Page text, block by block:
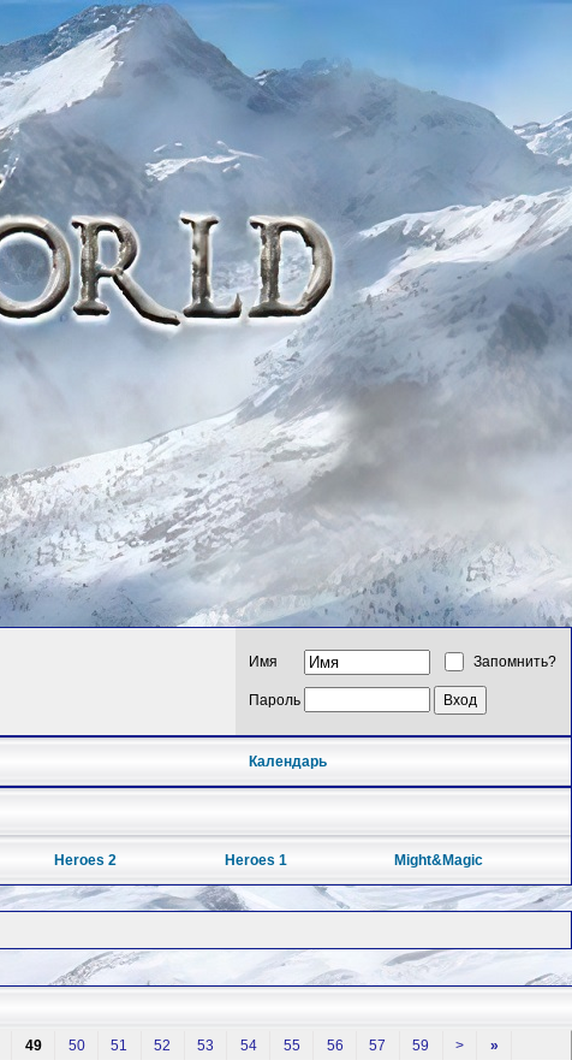
Имя Запомнить?
Пароль
Календарь
Heroes 2 Heroes 1 Might&Magic
49 50 51 52 53 54 55 56 57 59 > »